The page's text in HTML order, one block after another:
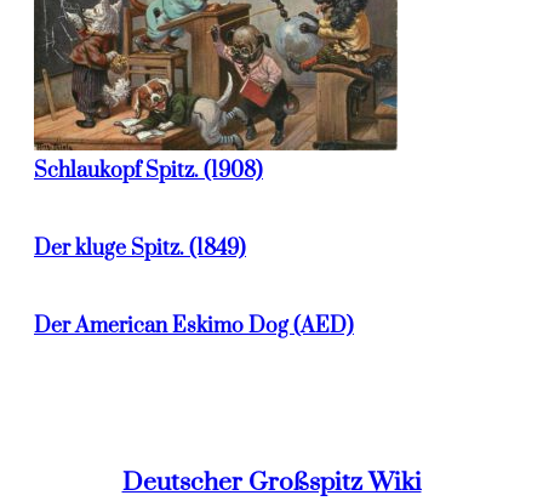
Schlaukopf Spitz. (1908)
Der kluge Spitz. (1849)
Der American Eskimo Dog (AED)
Deutscher Großspitz Wiki